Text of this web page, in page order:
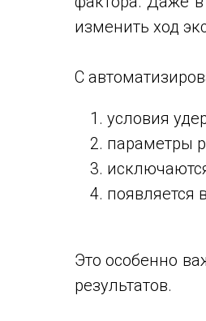
изменить ход
С
условия
параметры
появляется
Это особенно
результатов.